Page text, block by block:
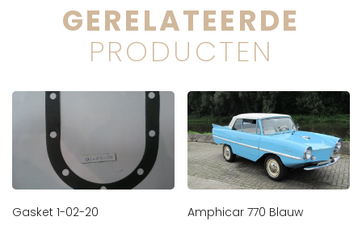
GERELATEERDE
PRODUCTEN
Gasket 1-02-20 Amphicar 770 Blauw